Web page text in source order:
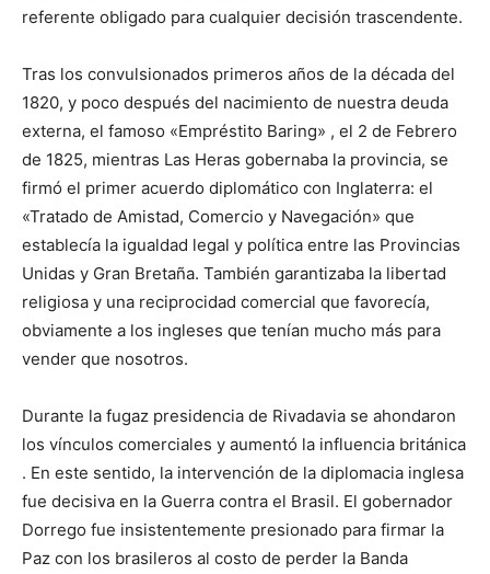
referente obligado para cualquier decisión trascendente.
Tras los convulsionados primeros años de la década del
1820, y poco después del nacimiento de nuestra deuda
externa, el famoso «Empréstito Baring» , el 2 de Febrero
de 1825, mientras Las Heras gobernaba la provincia, se
firmó el primer acuerdo diplomático con Inglaterra: el
«Tratado de Amistad, Comercio y Navegación» que
establecía la igualdad legal y política entre las Provincias
Unidas y Gran Bretaña. También garantizaba la libertad
religiosa y una reciprocidad comercial que favorecía,
obviamente a los ingleses que tenían mucho más para
vender que nosotros.
Durante la fugaz presidencia de Rivadavia se ahondaron
los vínculos comerciales y aumentó la influencia británica
. En este sentido, la intervención de la diplomacia inglesa
fue decisiva en la Guerra contra el Brasil. El gobernador
Dorrego fue insistentemente presionado para firmar la
Paz con los brasileros al costo de perder la Banda